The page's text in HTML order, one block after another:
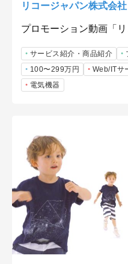
リコージャパン株式会社
プロモーション動画「
サービス紹介・商品紹介
100〜299万円
Web/ITサ
電気機器